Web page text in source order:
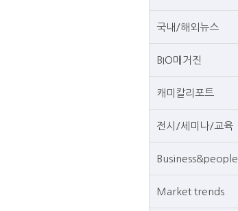
국내/해외뉴스
BIO매거진
캐미칼리포트
전시/세미나/교육
Business&people
Market trends